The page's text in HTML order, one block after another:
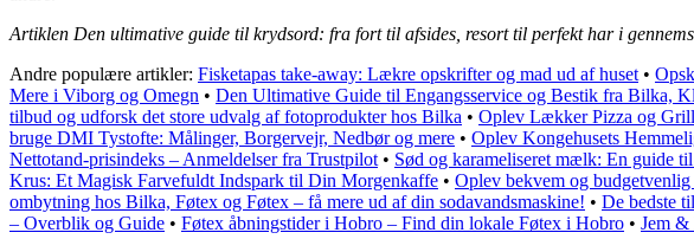
Artiklen Den ultimative guide til krydsord: fra fort til afsides, resort til perfekt har i
Andre populære artikler: Fisketapas take-away: Lækre opskrifter og mad ud af huset •
Mere i Viborg og Omegn • Den Ultimative Guide til Engangsservice og Bestik fra Bilka,
tilbud og udforsk det store udvalg af fotoprodukter hos Bilka • Oplev Lækker Pizza og
bruge DMI Tystofte: Målinger, Borgervejr, Nedbør og mere • Oplev Kongehusets
Nettotand-prisindeks – Anmeldelser fra Trustpilot • Sød og karameliseret mælk: En guide
Krus: Et Magisk Farvefuldt Indspark til Din Morgenkaffe • Oplev bekvem og
ombytning hos Bilka, Føtex og Føtex – få mere ud af din sodavandsmaskine! • De bedste
– Overblik og Guide • Føtex åbningstider i Hobro – Find din lokale Føtex i Hobro • Jem &